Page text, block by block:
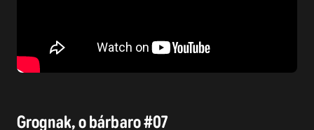
Grognak, o bárbaro #07